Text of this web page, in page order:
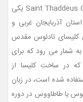
قره کلیسا یا کلیسای تادئوس مقدس Saint Thaddeus Cathedral یکی
آذربایجان غربی و
کلیسای تادئوس مقدس
شمار می رود که برای
که در ساخت کلیسا از
شده است، در زبان
یا طاطاووس در دوره